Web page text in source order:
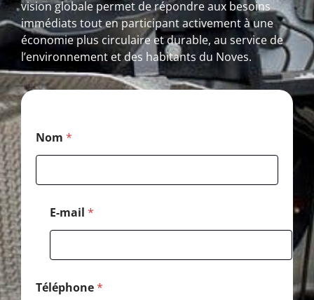
vision globale permet de répondre aux besoins
immédiats tout en participant activement à une
économie plus circulaire et durable, au service de
l’environnement et des habitants du Noves.
Nom *
E-mail *
*
h
e
Téléphone*